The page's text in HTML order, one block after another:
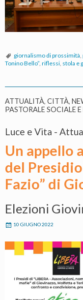
giornalismo di prossimità
Tonino Bello” riflessi stola e
ATTUALITÀ, CITTÀ,
PASTORALE SOCIALE
Luce e Vita -
Un appello
del
Fazio” di
Elezioni
10 GIUGNO 2022